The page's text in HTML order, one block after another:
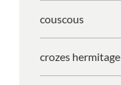
couscous
crozes hermitage